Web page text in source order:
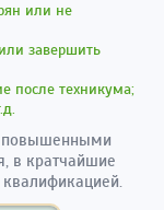
или не
завершить
после техникума;
повышенными
в кратчайшие